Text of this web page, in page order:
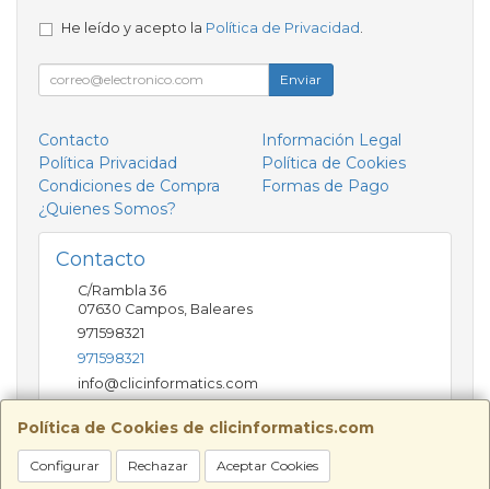
Política de Cookies de clicinformatics.com
Configurar Rechazar Aceptar Cookies
He leído y acepto la Política de Privacidad
Enviar
Contacto
Información Legal
Política Privacidad
Política de Cookies
Condiciones de Compra
Formas de Pago
¿Quienes Somos?
Contacto
C/Rambla 36
07630 Campos Baleares
971598321
971598321
info@clicinformatics.com
Horario